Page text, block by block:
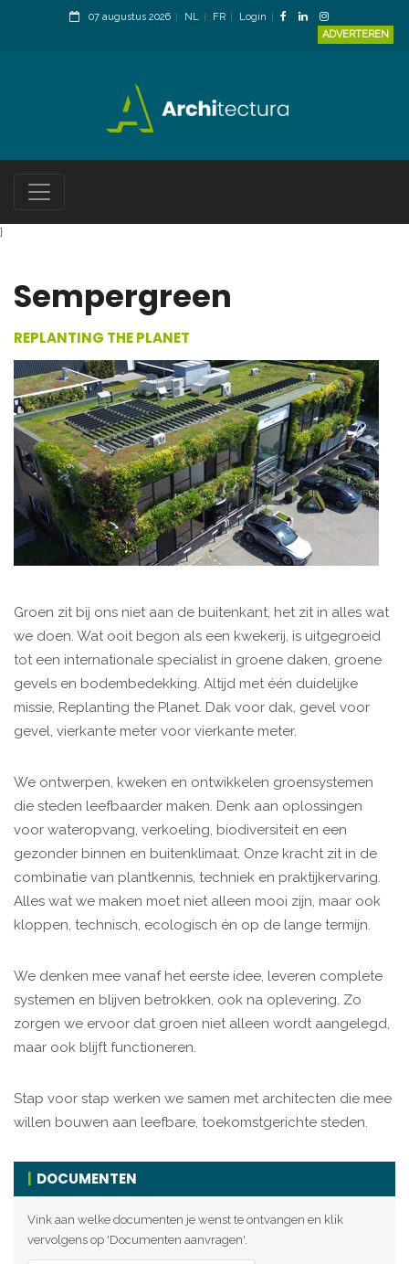
07 augustus 2026 NL FR
Login
ADVERTEREN
}
Sempergreen
REPLANTING THE PLANET
Groen zit bij ons niet aan de buitenkant, het zit in alles wat
we doen. Wat ooit begon als een kwekerij, is uitgegroeid
tot een internationale specialist in groene daken, groene
gevels en bodembedekking. Altijd met één duidelijke
missie, Replanting the Planet. Dak voor dak, gevel voor
gevel, vierkante meter voor vierkante meter.
We ontwerpen, kweken en ontwikkelen groensystemen
die steden leefbaarder maken. Denk aan oplossingen
voor wateropvang, verkoeling, biodiversiteit en een
gezonder binnen en buitenklimaat. Onze kracht zit in de
combinatie van plantkennis, techniek en praktijkervaring.
Alles wat we maken moet niet alleen mooi zijn, maar ook
kloppen, technisch, ecologisch én op de lange termijn.
We denken mee vanaf het eerste idee, leveren complete
systemen en blijven betrokken, ook na oplevering. Zo
zorgen we ervoor dat groen niet alleen wordt aangelegd,
maar ook blijft functioneren.
Stap voor stap werken we samen met architecten die mee
willen bouwen aan leefbare, toekomstgerichte steden.
DOCUMENTEN
Vink aan welke documenten je wenst te ontvangen en klik
vervolgens op 'Documenten aanvragen'.